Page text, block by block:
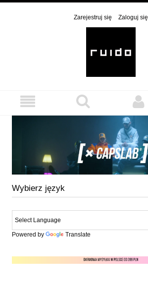
Zarejestruj się Zaloguj się
Wybierz język
Powered by Translate